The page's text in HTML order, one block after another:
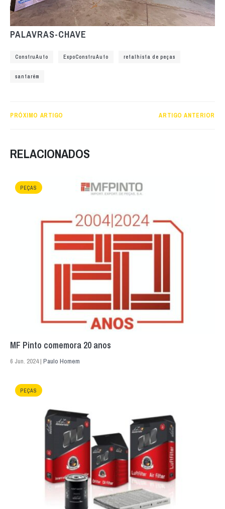
PALAVRAS-CHAVE
ConstruAuto ExpoConstruAuto retalhista de peças
santarém
PRÓXIMO ARTIGO ARTIGO ANTERIOR
RELACIONADOS
PEÇAS
MF Pinto comemora 20 anos
6 Jun. 2024 | Paulo Homem
PEÇAS